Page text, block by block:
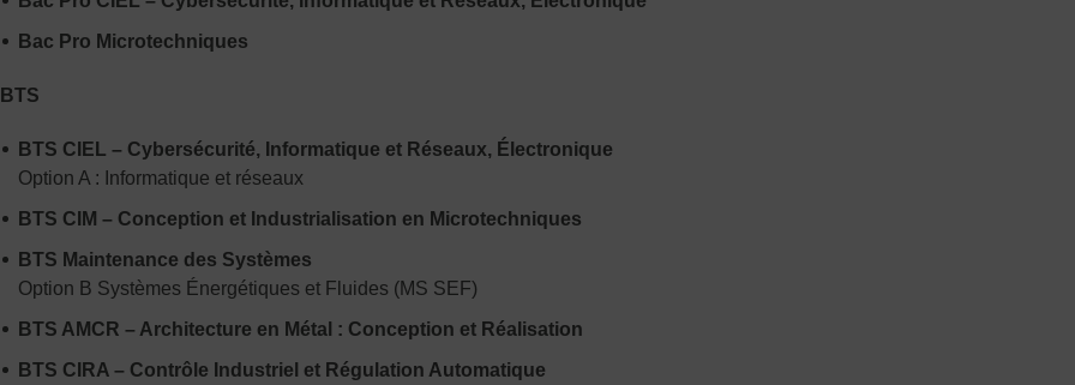
Bac Pro Microtechniques
BTS
BTS CIEL – Cybersécurité, Informatique et Réseaux, Électronique
Option A : Informatique et réseaux
BTS CIM – Conception et Industrialisation en Microtechniques
BTS Maintenance des Systèmes
Option B Systèmes Énergétiques et Fluides (MS SEF)
BTS AMCR – Architecture en Métal : Conception et Réalisation
BTS CIRA – Contrôle Industriel et Régulation Automatique